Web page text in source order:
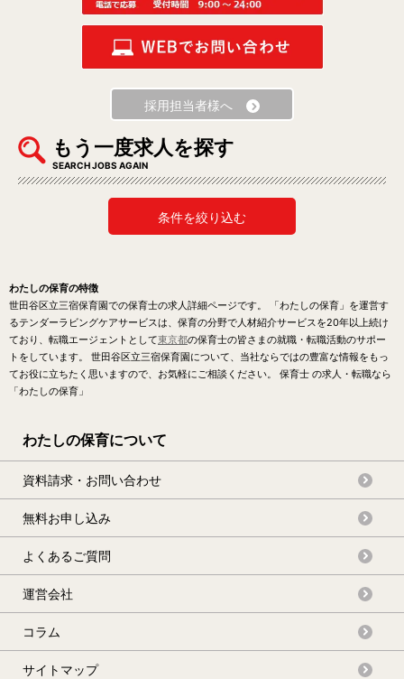
採用担当者様へ
もう一度求人を探す
SEARCH JOBS AGAIN
条件を絞り込む
わたしの保育の特徴
世田谷区立三宿保育園での保育士の求人詳細ページです。 「わたしの保育」を運営す
るテンダーラビングケアサービスは、保育の分野で人材紹介サービスを20年以上続け
ており、転職エージェントとして東京都の保育士の皆さまの就職・転職活動のサポー
トをしています。 世田谷区立三宿保育園について、当社ならではの豊富な情報をもっ
てお役に立ちたく思いますので、お気軽にご相談ください。 保育士 の求人・転職なら
「わたしの保育」
わたしの保育について
資料請求・お問い合わせ
無料お申し込み
よくあるご質問
運営会社
コラム
サイトマップ